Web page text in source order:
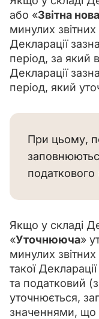
або «Звітна нова
минулих звітних
Декларації
період, за який
Декларації
період, який
При цьому,
податкового
Якщо у складі
«Уточнююча»
минулих звітних
такої
та податковий
уточнюється,
значеннями, що